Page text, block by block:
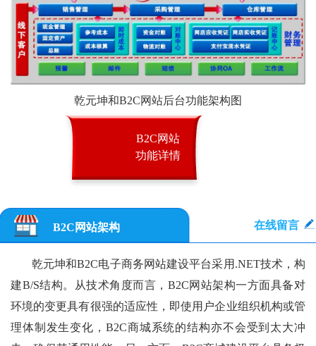
乾元坤和B2C网站后台功能架构图
B2C网站
功能详情
B2C网站架构 在线留言
乾元坤和B2C电子商务网站建设平台采用.NET技术，构
建B/S结构。从技术角度而言，B2C网站架构一方面具备对
环境的变更具有很强的适应性，即使用户企业组织机构或管
理体制发生变化，B2C商城系统的结构亦不会受到太大冲